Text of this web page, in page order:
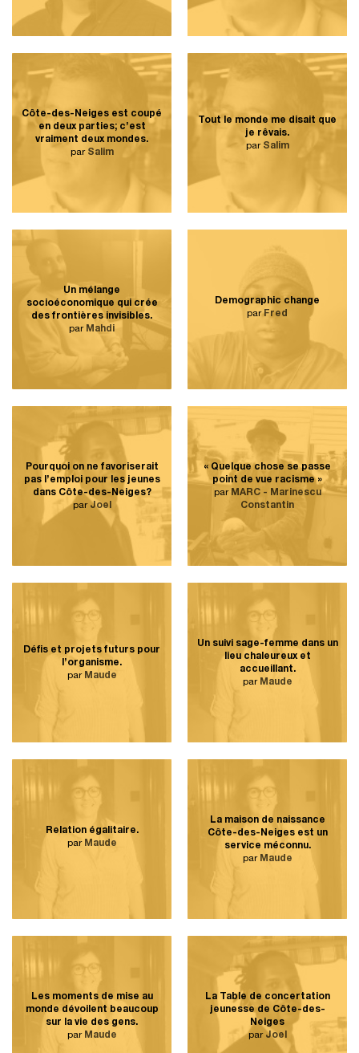
Côte-des-Neiges est coupé
en deux parties; c’est
vraiment deux mondes.
par Salim
Tout le monde me disait que
je rêvais.
par Salim
Un mélange
socioéconomique qui crée
des frontières invisibles.
par Mahdi
Demographic change
parFred
Pourquoi on ne favoriserait
pas l’emploi pour les jeunes
dans Côte-des-Neiges?
par Joel
« Quelque chose se passe
point de vue racisme »
par MARC - Marinescu
Constantin
Défis et projets futurs pour
l’organisme.
par Maude
Un suivi sage-femme dans un
lieu chaleureux et
accueillant.
par Maude
Relation égalitaire.
par Maude
La maison de naissance
Côte-des-Neiges est un
service méconnu.
par Maude
Les moments de mise au
monde dévoilent beaucoup
sur la vie des gens.
par Maude
La Table de concertation
jeunesse de Côte-des-
Neiges
par Joel